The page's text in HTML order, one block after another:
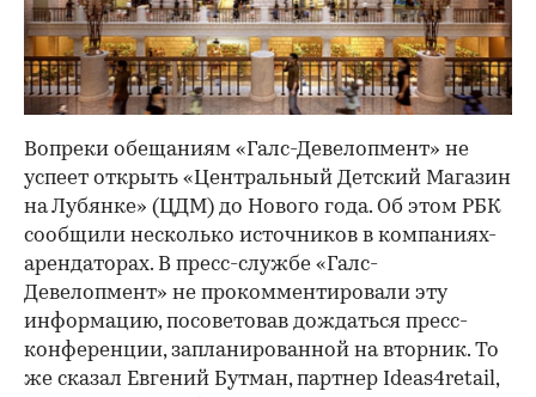
Вопреки обещаниям «Галс-Девелопмент» не
успеет открыть «​Центральный Детский Магазин
на Лубянке» (ЦДМ) до Нового года. Об этом РБК
сообщили несколько источников в компаниях-
арендаторах. В пресс-службе «Галс-
Девелопмент» не прокомментировали эту
информацию, посоветовав дождаться пресс-
конференции, запланированной на вторник. То
же сказал Евгений Бутман, партнер Ideas4retail,